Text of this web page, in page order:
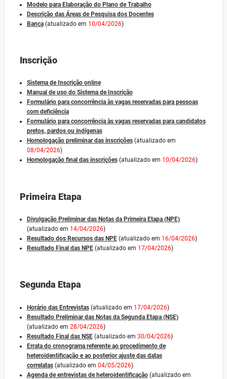
Modelo para Elaboração do Plano de Trabalho
Descrição das Áreas de Pesquisa dos Docentes
Banca(atualizado em 10/04/2026)
Inscrição
Sistema de Inscrição online
Manual de uso do Sistema de Inscrição
Formulário para concorrência às vagas reservadas para pessoas
com deficiência
Formulário para concorrência às vagas reservadas para candidatos
pretos, pardos ou indígenas
Homologação preliminar das inscrições(atualizado em
08/04/2026)
Homologação final das inscrições(atualizado em 10/04/2026)
Primeira Etapa
Divulgação Preliminar das Notas da Primeira Etapa (NPE)
(atualizado em 14/04/2026)
Resultado dos Recursos das NPE(atualizado em 16/04/2026)
Resultado Final das NPE(atualizado em 17/04/2026)
Segunda Etapa
Horário das Entrevistas(atualizado em 17/04/2026)
Resultado Preliminar das Notas da Segunda Etapa (NSE)
(atualizado em 28/04/2026)
Resultado Final das NSE(atualizado em 30/04/2026)
Errata do cronograma referente ao procedimento de
heteroidentificação e ao posterior ajuste das datas
correlatas(atualizado em 04/05/2026)
Agenda de entrevistas de heteroidentificação(atualizado em